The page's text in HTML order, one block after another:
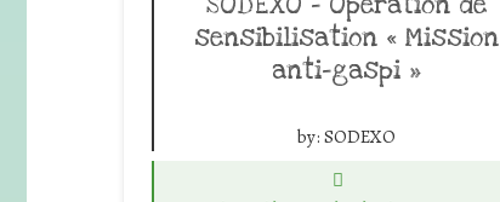
sensibilisation « Mission
anti-gaspi »
by: SODEXO